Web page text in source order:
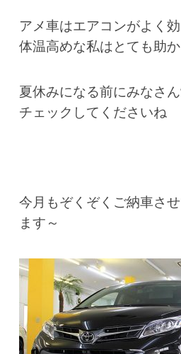
アメ車はエアコンがよく
体温高めな私はとても助
夏休みになる前にみなさ
チェックしてくださいね
今月もぞくぞくご納車さ
ます～